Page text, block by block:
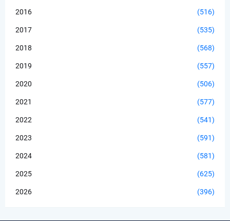
2016 (516)
2017 (535)
2018 (568)
2019 (557)
2020 (506)
2021 (577)
2022 (541)
2023 (591)
2024 (581)
2025 (625)
2026 (396)